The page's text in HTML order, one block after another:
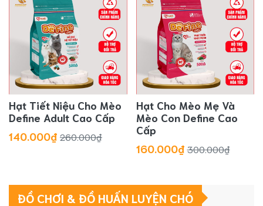
Hạt Tiết Niệu Cho Mèo
Define Adult Cao Cấp
140.000₫ 260.000₫
Hạt Cho Mèo Mẹ Và
Mèo Con Define Cao
Cấp
160.000₫ 300.000₫
ĐỒ CHƠI & ĐỒ HUẤN LUYỆN CHÓ